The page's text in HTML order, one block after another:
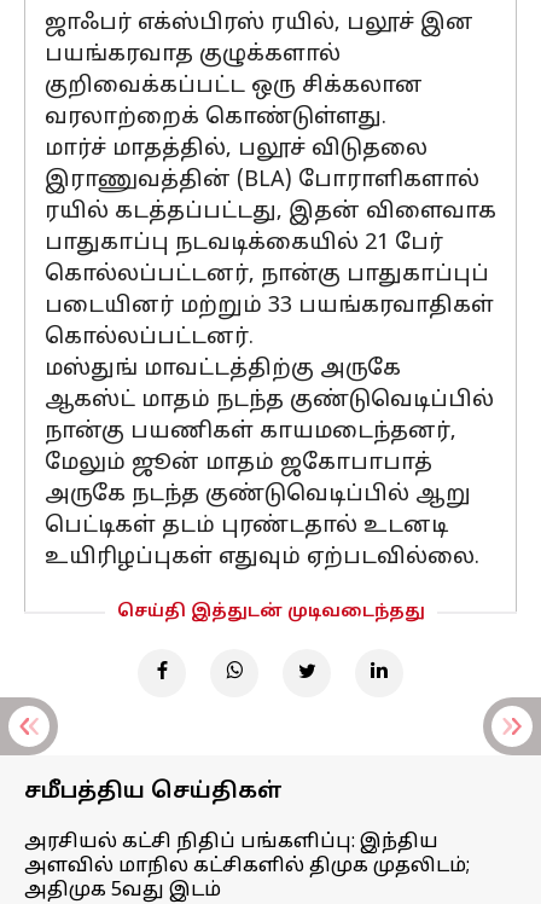
ஜாஃபர் எக்ஸ்பிரஸ் ரயில், பலூச் இன
பயங்கரவாத குழுக்களால்
குறிவைக்கப்பட்ட ஒரு சிக்கலான
வரலாற்றைக் கொண்டுள்ளது.
மார்ச் மாதத்தில், பலூச் விடுதலை
இராணுவத்தின் (BLA) போராளிகளால்
ரயில் கடத்தப்பட்டது, இதன் விளைவாக
பாதுகாப்பு நடவடிக்கையில் 21 பேர்
கொல்லப்பட்டனர், நான்கு பாதுகாப்புப்
படையினர் மற்றும் 33 பயங்கரவாதிகள்
கொல்லப்பட்டனர்.
மஸ்துங் மாவட்டத்திற்கு அருகே
ஆகஸ்ட் மாதம் நடந்த குண்டுவெடிப்பில்
நான்கு பயணிகள் காயமடைந்தனர்,
மேலும் ஜூன் மாதம் ஜகோபாபாத்
அருகே நடந்த குண்டுவெடிப்பில் ஆறு
பெட்டிகள் தடம் புரண்டதால் உடனடி
உயிரிழப்புகள் எதுவும் ஏற்படவில்லை.
செய்தி இத்துடன் முடிவடைந்தது
சமீபத்திய செய்திகள்
அரசியல் கட்சி நிதிப் பங்களிப்பு: இந்திய
அளவில் மாநில கட்சிகளில் திமுக முதலிடம்;
அதிமுக 5வது இடம்